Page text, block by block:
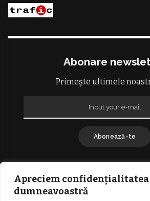
Apreciem confidențialitatea
dumneavoastră
Abonare
Primește ultimele
Abonează-te